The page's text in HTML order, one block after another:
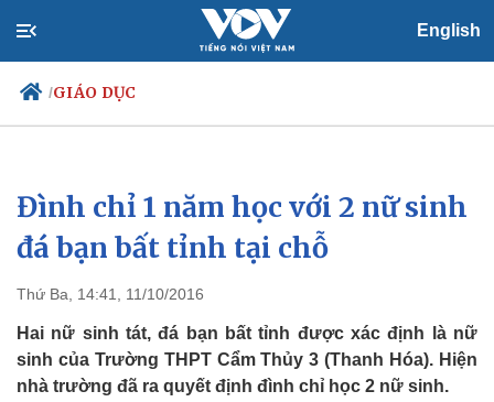
English
/GIÁO DỤC
Chính trị
Đảng
Tổ chức nhân sự
Nhận diện sự thật
Xã hội
Tin 24h
Dự báo thời tiết
Việc làm
Biển đảo
Đình chỉ 1 năm học với 2 nữ sinh
đá bạn bất tỉnh tại chỗ
Thứ Ba, 14:41, 11/10/2016
Hai nữ sinh tát, đá bạn bất tỉnh được xác định là nữ
sinh của Trường THPT Cẩm Thủy 3 (Thanh Hóa). Hiện
nhà trường đã ra quyết định đình chỉ học 2 nữ sinh.